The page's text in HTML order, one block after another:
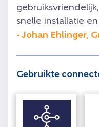
snelle installatie
- Johan Ehlinger,
Gebruikte